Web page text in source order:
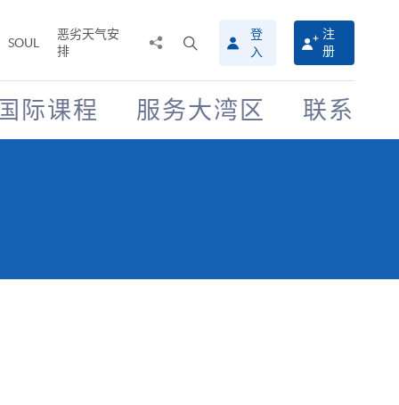
SOUL
恶劣天气安
排
搜
寻
介
面
登
入
注
册
际课程 服务大湾区 联系